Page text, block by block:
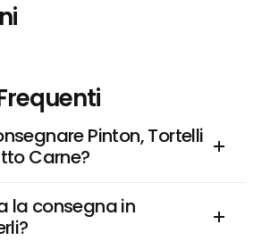
Pinton, Tortelli
Carne?
la consegna in